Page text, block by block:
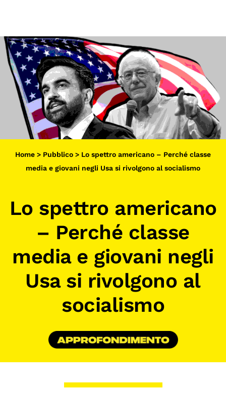
Vai
al
contenuto
Sostieni
App
Sala di Lettura
LA FONDAZIONE
Chi siamo
Archivio
Archivi del presente
Biblioteca
Mostre digitali
I CONTENUTI
Osservatori di ricerca
Progetti Internazionali
Pubblicazioni
Storie di Resistenza, ottant’anni dopo
Home > Pubblico > Lo spettro americano – Perché classe
media e giovani negli Usa si rivolgono al socialismo
Lo spettro americano
– Perché classe
media e giovani negli
Usa si rivolgono al
socialismo